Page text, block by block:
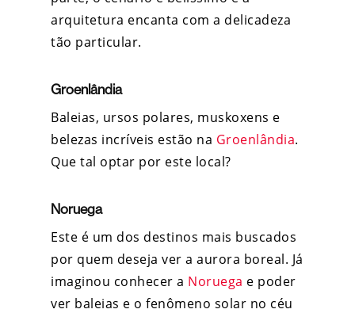
arquitetura encanta com a delicadeza
tão particular.
Groenlândia
Baleias, ursos polares, muskoxens e
belezas incríveis estão na Groenlândia.
Que tal optar por este local?
Noruega
Este é um dos destinos mais buscados
por quem deseja ver a aurora boreal. Já
imaginou conhecer a Noruega e poder
ver baleias e o fenômeno solar no céu